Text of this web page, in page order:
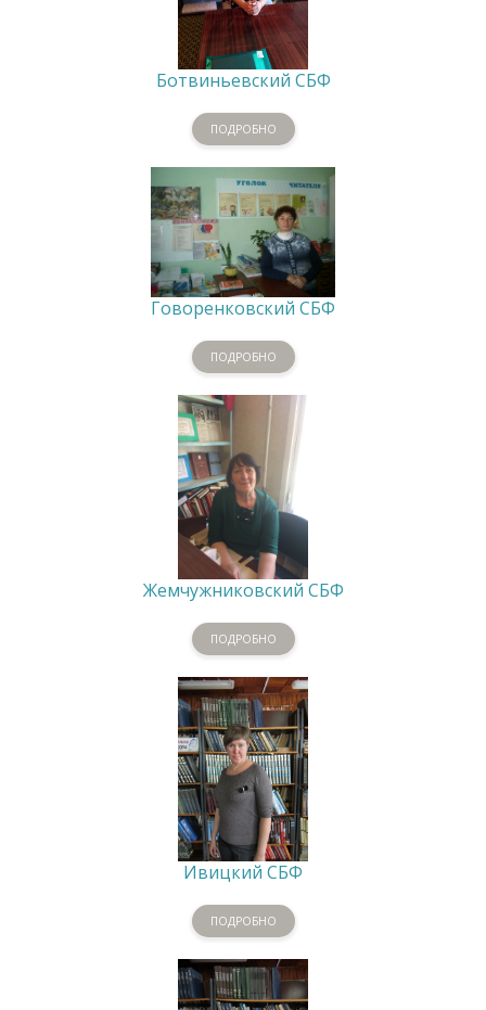
Ботвиньевский СБФ
ПОДРОБНО
Говоренковский СБФ
ПОДРОБНО
Жемчужниковский СБФ
ПОДРОБНО
Ивицкий СБФ
ПОДРОБНО